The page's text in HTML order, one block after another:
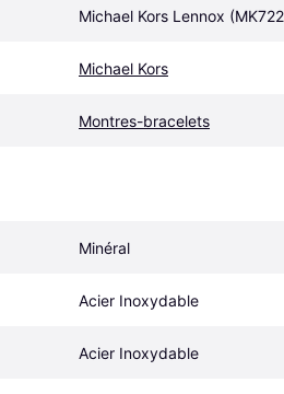
Michael Kors Lennox
Michael Kors
Montres-bracelets
Minéral
Acier Inoxydable
Acier Inoxydable